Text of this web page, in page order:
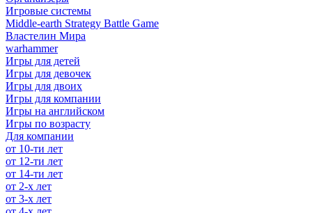
Игровые системы
Middle-earth Strategy Battle Game
Властелин Мира
warhammer
Игры для детей
Игры для девочек
Игры для двоих
Игры для компании
Игры на английском
Игры по возрасту
Для компании
от 10-ти лет
от 12-ти лет
от 14-ти лет
от 2-х лет
от 3-х лет